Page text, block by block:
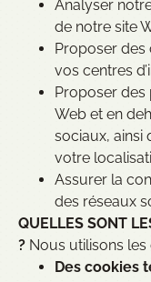
Analyser
de notre site
Proposer des
vos centres
Proposer des
Web et en
sociaux, ainsi
votre
Assurer la
des réseaux
QUELLES SONT
? Nous utilisons les
Des cookies